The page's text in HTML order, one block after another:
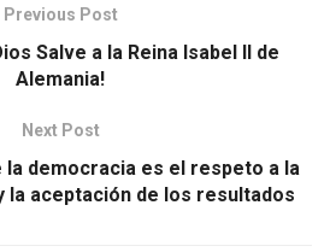
Previous Post
Salve a la Reina Isabel II de
Alemania!
Next Post
la democracia es el respeto a la
la aceptación de los resultados